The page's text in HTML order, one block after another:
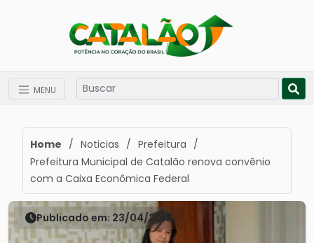
MENU
Home / Noticias / Prefeitura /
Prefeitura Municipal de Catalão renova convênio
com a Caixa Econômica Federal
Publicado em: 23/04/2018